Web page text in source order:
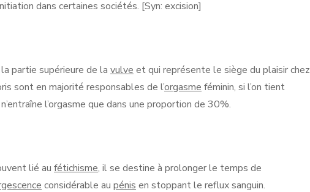
dans certaines sociétés. [Syn: excision]
partie supérieure de la vulve et qui représente le siège du plaisir chez
sont en majorité responsables de l’orgasme féminin, si l’on tient
l’orgasme que dans une proportion de 30%.
lié au fétichisme, il se destine à prolonger le temps de
considérable au pénis en stoppant le reflux sanguin.